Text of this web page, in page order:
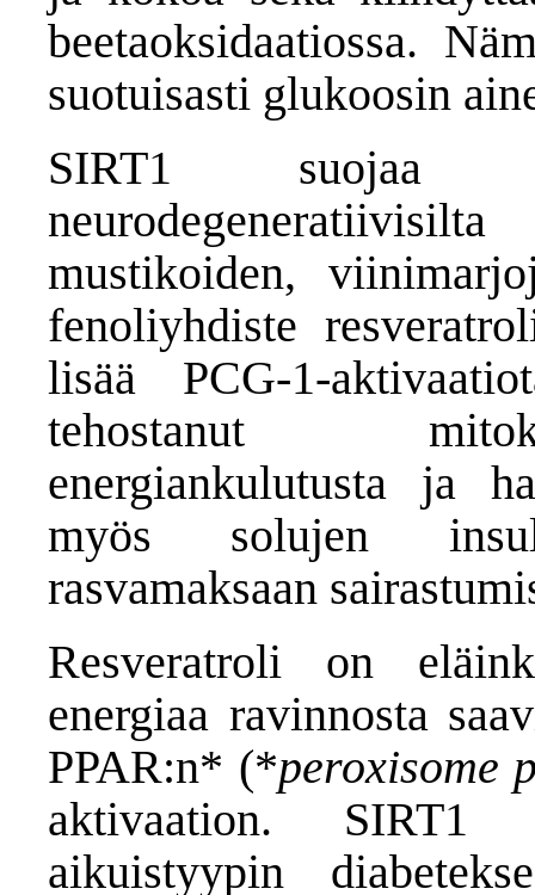
beetaoksidaatiossa.
suotuisasti glukoosin
SIRT1 suojaa
mustikoiden,
fenoliyhdiste
lisää PCG-1-
tehostanut
energiankulutusta ja
myös solujen
rasvamaksaan
Resveratroli on
energiaa ravinnosta
PPAR:n* (*peroxisome
aktivaation. SIRT1
aikuistyypin